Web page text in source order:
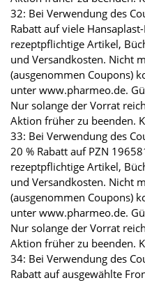
32: Bei Verwendung des
Rabatt auf viele
rezeptpflichtige Artikel,
und Versandkosten. Nicht
(ausgenommen Coupons)
unter www.pharmeo.de.
Nur solange der Vorrat
Aktion früher zu beenden.
33: Bei Verwendung des
20 % Rabatt auf PZN
rezeptpflichtige Artikel,
und Versandkosten. Nicht
(ausgenommen Coupons)
unter www.pharmeo.de.
Nur solange der Vorrat
Aktion früher zu beenden.
34: Bei Verwendung des
Rabatt auf ausgewählte